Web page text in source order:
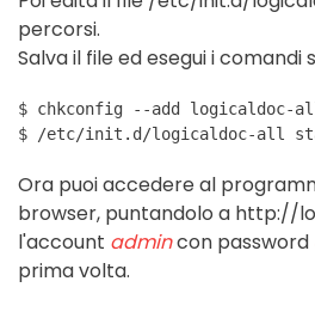
percorsi.
Salva il file ed esegui i comandi
$ chkconfig --add logicaldoc-
$ /etc/init.d/logicaldoc-all
Ora puoi accedere al
browser, puntandolo a http://
l'account admincon password
prima volta.